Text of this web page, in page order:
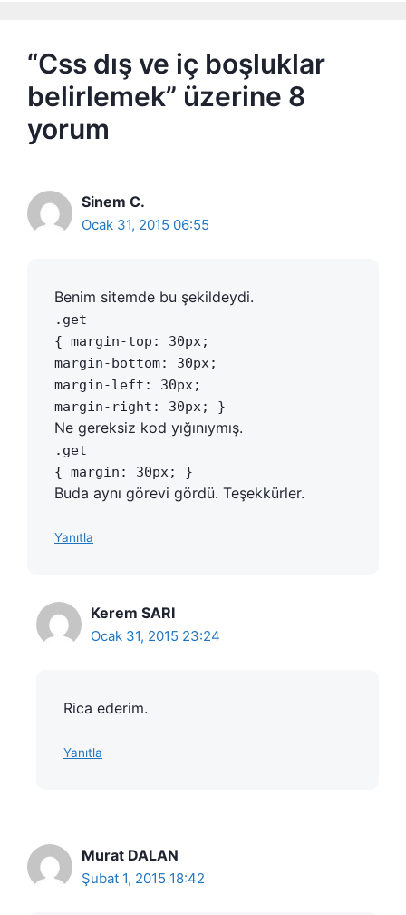
“Css dış ve iç boşluklar
belirlemek” üzerine 8
yorum
Sinem C.
Ocak 31, 2015 06:55
Benim sitemde bu şekildeydi.
.get
{ margin-top: 30px;
margin-bottom: 30px;
margin-left: 30px;
margin-right: 30px; }
Ne gereksiz kod yığınıymış.
.get
{ margin: 30px; }
Buda aynı görevi gördü. Teşekkürler.
Yanıtla
Kerem SARI
Ocak 31, 2015 23:24
Rica ederim.
Yanıtla
Murat DALAN
Şubat 1, 2015 18:42